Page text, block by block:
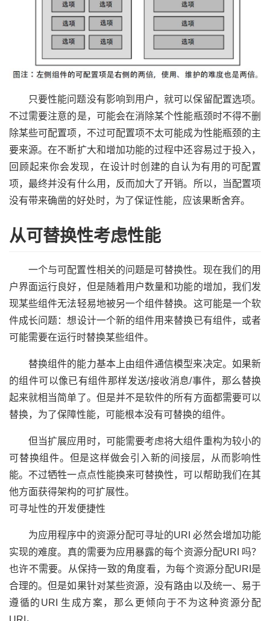
只要性能问题没有影响到用户，就可以保留配置选项。
不过需要注意的是，可能会在消除某个性能瓶颈时不得不删
除某些可配置项，不过可配置项不太可能成为性能瓶颈的主
要来源。在不断扩大和增加功能的过程中还容易过于投入，
回顾起来你会发现，在设计时创建的自认为有用的可配置
项，最终并没有什么用，反而加大了开销。所以，当配置项
没有带来确凿的好处时，为了保证性能，应该果断舍弃。
从可替换性考虑性能
一个与可配置性相关的问题是可替换性。现在我们的用
户界面运行良好，但是随着用户数量和功能的增加，我们发
现某些组件无法轻易地被另一个组件替换。这可能是一个软
件成长问题：想设计一个新的组件用来替换已有组件，或者
可能需要在运行时替换某些组件。
替换组件的能力基本上由组件通信模型来决定。如果新
的组件可以像已有组件那样发送/接收消息/事件，那么替换
起来就相当简单了。但是并不是软件的所有方面都需要可以
替换，为了保障性能，可能根本没有可替换的组件。
但当扩展应用时，可能需要考虑将大组件重构为较小的
可替换组件。但是这样做会引入新的间接层，从而影响性
能。不过牺牲一点点性能换来可替换性，可以帮助我们在其
他方面获得架构的可扩展性。
可寻址性的开发便捷性
为应用程序中的资源分配可寻址的URI 必然会增加功能
实现的难度。真的需要为应用暴露的每个资源分配URI 吗？
也许不需要。从保持一致的角度看，为每个资源分配URI是
合理的。但是如果针对某些资源，没有路由以及统一、易于
遵循的URI 生成方案，那么更倾向于不为这种资源分配